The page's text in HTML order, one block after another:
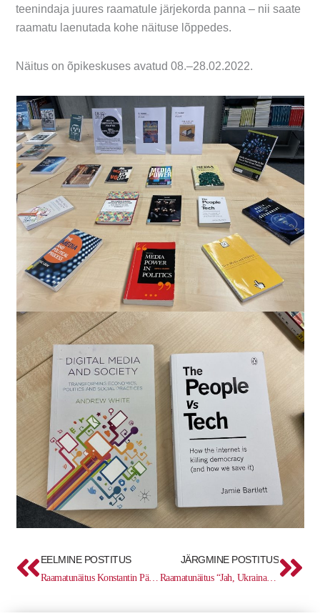
teenindaja juures raamatule järjekorda panna – nii saate
raamatu laenutada kohe näituse lõppedes.
Näitus on õpikeskuses avatud 08.–28.02.2022.
Prev
EELMINE POSTITUS
Raamatunäitus Konstantin Pätsist kirjutatud raamatutest
JÄRGMINE POSTITUS
Raamatunäitus “Jah, Ukraina on olemas!”